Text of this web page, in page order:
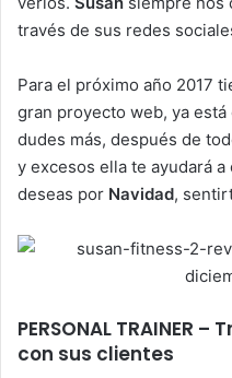
través de sus redes
Para el próximo año 2017
gran proyecto web, ya
dudes más, después de
y excesos ella te ayudará
deseas por Navidad,
PERSONAL TRAINER
con sus clientes